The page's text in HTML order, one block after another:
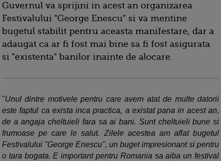
Guvernul va sprijini in acest an organizarea
Festivalului "George Enescu" si va mentine
bugetul stabilit pentru aceasta manifestare, dar a
adaugat ca ar fi fost mai bine sa fi fost asigurata
si "existenta" banilor inainte de alocare.
"Unul dintre motivele pentru care avem atat de multe datorii
este faptul ca exista inca practica, a existat pana in acest an,
de a angaja cheltuieli fara sa ai bani. Sunt cheltuieli bune si
frumoase pe care le salut. Zilele acestea am aflat bugetul
Festivalului "George Enescu", un buget impresionant si pentru
o tara bogata. E important pentru Romania sa aiba un festival